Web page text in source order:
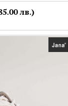
лв.)
с цип и връзки в